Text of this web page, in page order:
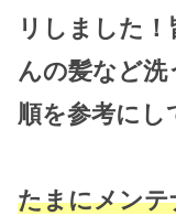
リしました
んの髪など
順を参考にし
たまにメン